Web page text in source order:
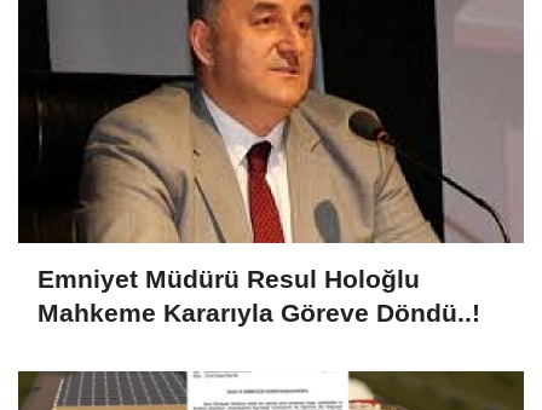
Emniyet Müdürü Resul Holoğlu
Mahkeme Kararıyla Göreve Döndü..!